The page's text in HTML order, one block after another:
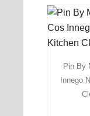
Pin By
Innego